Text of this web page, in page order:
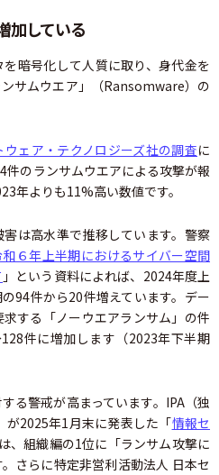
加している
暗号化して人質に取り、身代金を
サムウエア」（Ransomware）の
ェア・テクノロジーズ社の調査に
件のランサムウエアによる攻撃が報
年よりも11%高い数値です。
は高水準で推移しています。警察
和６年上半期におけるサイバー空間
」という資料によれば、2024年度上
94件から20件増えています。デー
する「ノーウエアランサム」の件
件に増加します（2023年下半期
る警戒が高まっています。IPA（独
が2025年1月末に発表した「情報セ
、組織編の1位に「ランサム攻撃に
さらに特定非営利活動法人 日本セ